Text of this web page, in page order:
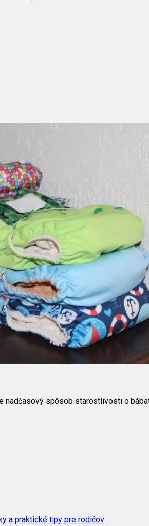
nadčasový spôsob starostlivosti o
a praktické tipy pre rodičov